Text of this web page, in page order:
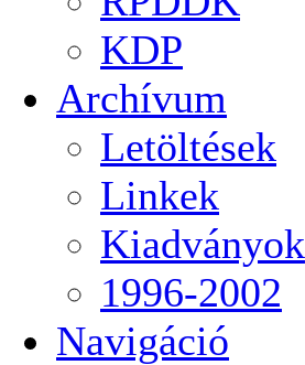
KDP
Archívum
Letöltések
Linkek
Kiadványok
1996-2002
Navigáció